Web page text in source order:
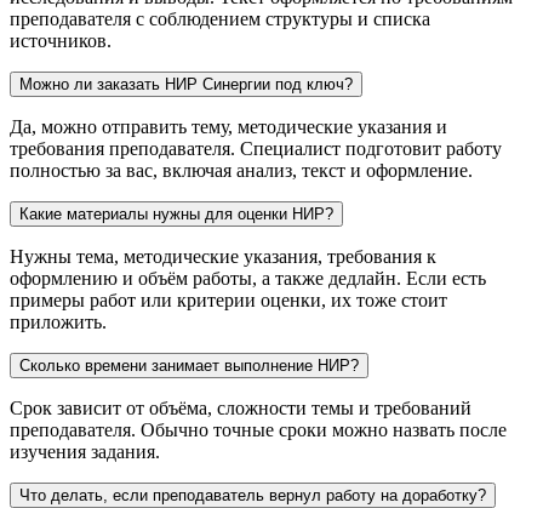
преподавателя с соблюдением структуры и списка
источников.
Можно ли заказать НИР Синергии под ключ?
Да, можно отправить тему, методические указания и
требования преподавателя. Специалист подготовит работу
полностью за вас, включая анализ, текст и оформление.
Какие материалы нужны для оценки НИР?
Нужны тема, методические указания, требования к
оформлению и объём работы, а также дедлайн. Если есть
примеры работ или критерии оценки, их тоже стоит
приложить.
Сколько времени занимает выполнение НИР?
Срок зависит от объёма, сложности темы и требований
преподавателя. Обычно точные сроки можно назвать после
изучения задания.
Что делать, если преподаватель вернул работу на доработку?